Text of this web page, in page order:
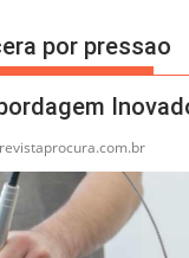
por pressao
revistaprocura.com.br